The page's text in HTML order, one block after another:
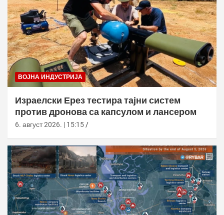
ВОЈНА ИНДУСТРИЈА
Израелски Ерез тестира тајни систем
против дронова са капсулом и лансером
6. август 2026. | 15:15